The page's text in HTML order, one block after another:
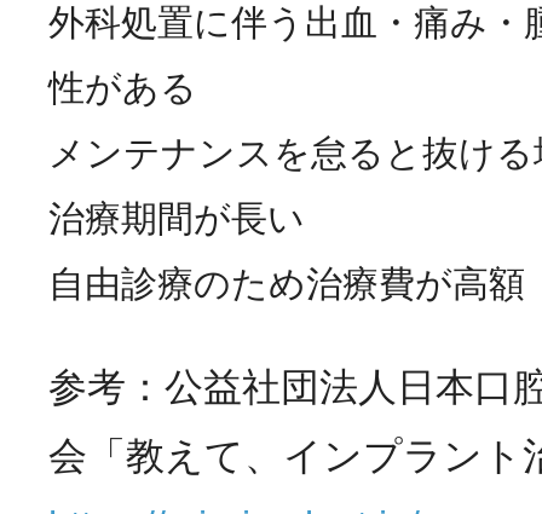
外科処置に伴う出血・痛み・
性がある
メンテナンスを怠ると抜け
治療期間が長い
自由診療のため治療費が高額
参考：公益社団法人日本口
会「教えて、インプラント